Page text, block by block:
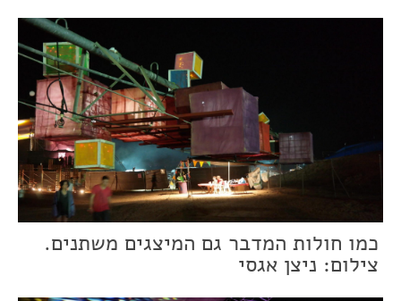
כמו חולות המדבר גם המיצגים משתנים.
צילום: ניצן אגסי